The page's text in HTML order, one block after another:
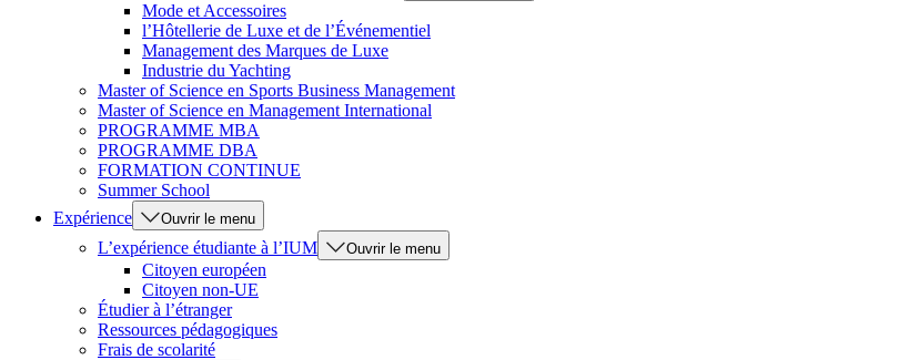
Mode et Accessoires
l’Hôtellerie de Luxe et de l’Événementiel
Management des Marques de Luxe
Industrie du Yachting
Master of Science en Sports Business Management
Master of Science en Management International
PROGRAMME MBA
PROGRAMME DBA
FORMATION CONTINUE
Summer School
Expérience
Ouvrir le menu
L’expérience étudiante à l’IUM Ouvrir le menu
Citoyen européen
Citoyen non-UE
Étudier à l’étranger
Ressources pédagogiques
Frais de scolarité